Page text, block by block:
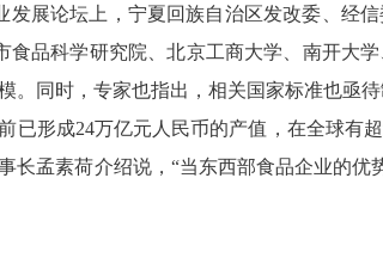
发展论坛上，宁夏回族自治区发改委、经
品科学研究院、北京工商大学、南开大
同时，专家也指出，相关国家标准也亟待
已形成24万亿元人民币的产值，在全球有
长孟素荷介绍说，“当东西部食品企业的